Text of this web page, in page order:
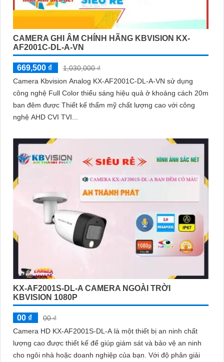
CAMERA GHI ÂM CHÍNH HÃNG KBVISION KX-
AF2001C-DL-A-VN
669,500 ₫
1,030,000 ₫
Camera Kbvision Analog KX-AF2001C-DL-A-VN sử dụng
công nghệ Full Color thiếu sáng hiệu quả ở khoảng cách 20m
ban đêm được Thiết kế thẩm mỹ chất lượng cao với công
nghệ AHD CVI TVI...
KX-AF2001S-DL-A CAMERA NGOÀI TRỜI
KBVISION 1080P
00 ₫
00 ₫
Camera HD KX-AF2001S-DL-A là một thiết bị an ninh chất
lượng cao được thiết kế để giúp giám sát và bảo vệ an ninh
cho ngôi nhà hoặc doanh nghiệp của bạn. Với độ phân giải